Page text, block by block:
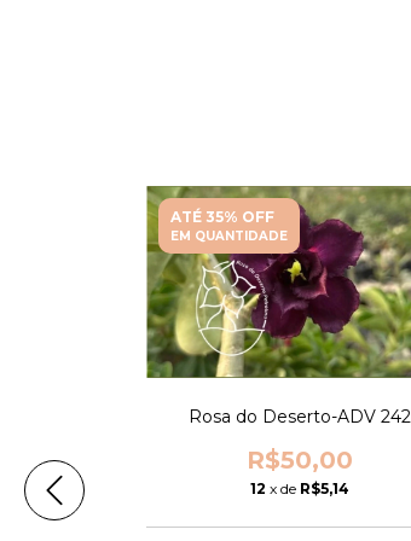
ATÉ 35% OFF
EM QUANTIDADE
Rosa do Deserto-ADV 242
R$50,00
12 x de R$5,14